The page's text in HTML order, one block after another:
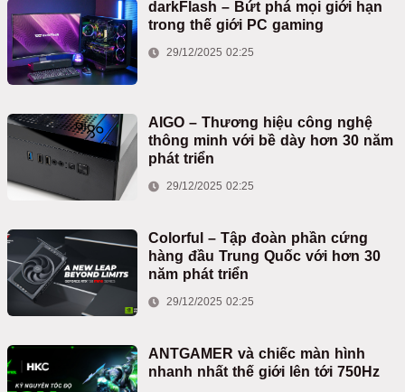
darkFlash – Bứt phá mọi giới hạn
trong thế giới PC gaming
29/12/2025 02:25
AIGO – Thương hiệu công nghệ
thông minh với bề dày hơn 30 năm
phát triển
29/12/2025 02:25
Colorful – Tập đoàn phần cứng
hàng đầu Trung Quốc với hơn 30
năm phát triển
29/12/2025 02:25
ANTGAMER và chiếc màn hình
nhanh nhất thế giới lên tới 750Hz